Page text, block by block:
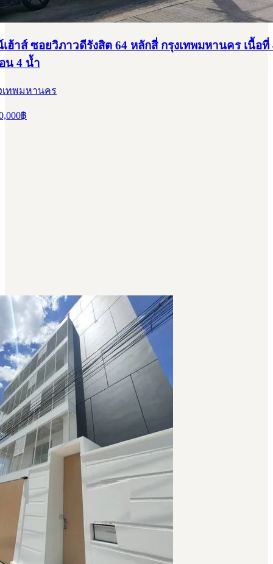
ฮ้าส์ ซอยวิภาวดีรังสิต 64 หลักสี่ กรุงเทพมหานคร เนื้อที่
น 4 น้ำ
เทพมหานคร
฿